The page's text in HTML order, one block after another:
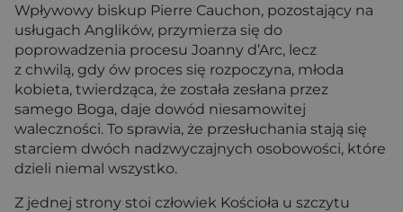
Wpływowy biskup Pierre Cauchon, pozostający na
usługach Anglików, przymierza się do
poprowadzenia procesu Joanny d’Arc, lecz
z chwilą, gdy ów proces się rozpoczyna, młoda
kobieta, twierdząca, że została zesłana przez
samego Boga, daje dowód niesamowitej
waleczności. To sprawia, że przesłuchania stają się
starciem dwóch nadzwyczajnych osobowości, które
dzieli niemal wszystko.
Z jednej strony stoi człowiek Kościoła u szczytu